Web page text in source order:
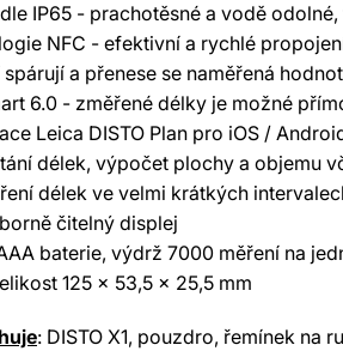
IP65 - prachotěsné a vodě
NFC - efektivní a rychlé
a přenese se naměřená
6.0 - změřené délky je možné
Leica DISTO Plan pro iOS /
délek, výpočet plochy a objemu
délek ve velmi krátkých
čitelný displej
baterie, výdrž 7000 měření na
125 x 53,5 x 25,5 mm
: DISTO X1, pouzdro, řemínek na